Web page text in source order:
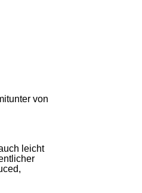
von
leicht